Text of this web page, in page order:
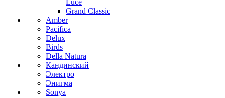
Luce
Grand Classic
Amber
Pacifica
Delux
Birds
Della Natura
Кандинский
Электро
Энигма
Sonya